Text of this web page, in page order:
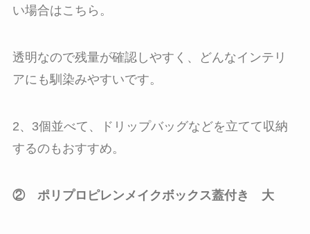
い場合はこちら。
透明なので残量が確認しやすく、どんなインテリ
アにも馴染みやすいです。
2、3個並べて、ドリップバッグなどを立てて収納
するのもおすすめ。
② ポリプロピレンメイクボックス蓋付き 大